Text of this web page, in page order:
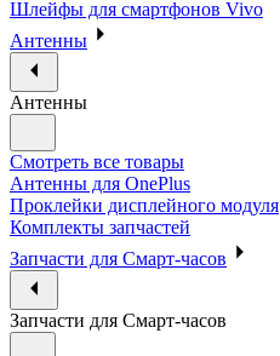
Шлейфы для смартфонов Vivo
Антенны
Антенны
Смотреть все товары
Антенны для OnePlus
Проклейки дисплейного модуля
Комплекты запчастей
Запчасти для Смарт-часов
Запчасти для Смарт-часов